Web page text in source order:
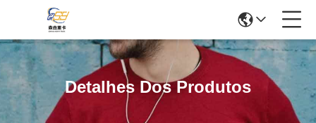
Detalhes Dos Produtos